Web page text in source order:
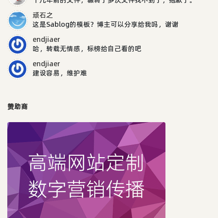
顽石之
这是Sablog的模板？博主可以分享给我吗，谢谢
endjiaer
哈，转载无情感，标榜给自己看的吧
endjiaer
建设容易，维护难
赞助商